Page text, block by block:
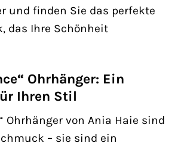
und finden Sie das perfekte
das Ihre Schönheit
Ohrhänger: Ein
Ihren Stil
Ohrhänger von Ania Haie sind
– sie sind ein